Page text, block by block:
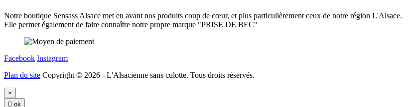
Notre boutique Sensass Alsace met en avant nos produits coup de cœur, et plus particulièrement ceux de notre région L'Alsace.
Elle permet également de faire connaître notre propre marque "PRISE DE BEC"
Facebook Instagram
Plan du site Copyright © 2026 - L'Alsacienne sans culotte. Tous droits réservés.
×
 ok